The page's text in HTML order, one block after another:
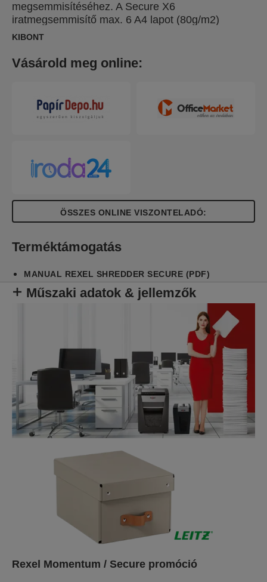
megsemmisítéséhez. A Secure X6
iratmegsemmisítő max. 6 A4 lapot (80g/m2)
semmisít meg egyszerre P-4 (4x40mm) konfetti
kompakt méretének köszönhetően tökéletes
otthoni irodákba. Kényelmesen elfér bármely
ideális. 10L kapacitású hulladéktartállyal.
KIBONT
Vásárold meg online:
ÖSSZES ONLINE VISZONTELADÓ:
Terméktámogatás
MANUAL REXEL SHREDDER SECURE (PDF)
Műszaki adatok & jellemzők
Rexel Momentum / Secure promóció